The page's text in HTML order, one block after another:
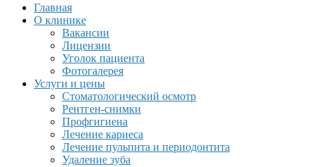
Главная
О клинике
Вакансии
Лицензии
Уголок пациента
Фотогалерея
Услуги и цены
Стоматологический осмотр
Рентген-снимки
Профгигиена
Лечение кариеса
Лечение пульпита и периодонтита
Удаление зуба